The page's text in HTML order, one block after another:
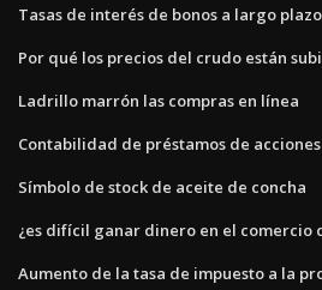
Tasas de interés de bonos a largo
Por qué los precios del crudo están
Ladrillo marrón las compras en línea
Contabilidad de préstamos de acciones
Símbolo de stock de aceite de concha
¿es difícil ganar dinero en el comercio
Aumento de la tasa de impuesto a la